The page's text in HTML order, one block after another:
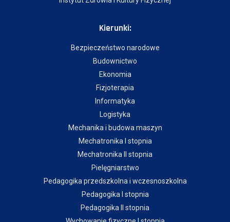
Kierunki:
Bezpieczeństwo narodowe
Budownictwo
Ekonomia
Fizjoterapia
Informatyka
Logistyka
Mechanika i budowa maszyn
Mechatronika I stopnia
Mechatronika II stopnia
Pielęgniarstwo
Pedagogika przedszkolna i wczesnoszkolna
Pedagogika I stopnia
Pedagogika II stopnia